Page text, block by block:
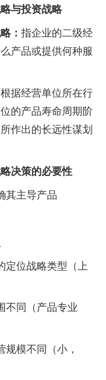
与投资战略
： 指企业的二级经
产品或提供何种服
据经营单位所在行
的产品寿命周期阶
作出的长远性谋划
决策的必要性
主导产品
位战略类型（上
同（产品专业
模不同（小，